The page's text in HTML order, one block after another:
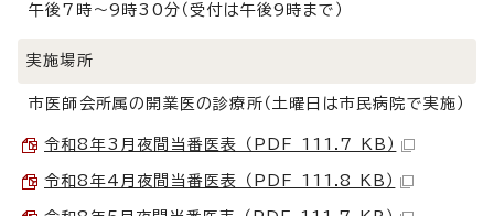
午後7時～9時30分（受付は午後9時まで）
実施場所
市医師会所属の開業医の診療所（土曜日は市民病院で実施）
令和8年3月夜間当番医表 （PDF 111.7 KB）
令和8年4月夜間当番医表 （PDF 111.8 KB）